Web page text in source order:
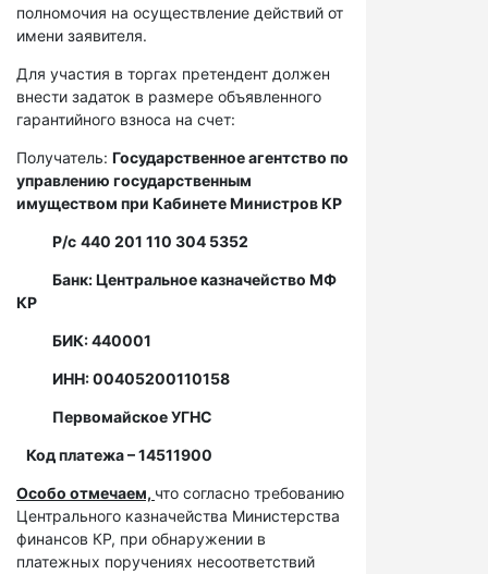
полномочия на осуществление действий от
имени заявителя.
Для участия в торгах претендент должен
внести задаток в размере объявленного
гарантийного взноса на счет:
Получатель: Государственное агентство по
управлению государственным
имуществом при Кабинете Министров КР
Р/с 440 201 110 304 5352
Банк: Центральное казначейство МФ
КР
БИК: 440001
ИНН: 00405200110158
Первомайское УГНС
Код платежа – 14511900
Особо отмечаем, что согласно требованию
Центрального казначейства Министерства
финансов КР, при обнаружении в
платежных поручениях несоответствий